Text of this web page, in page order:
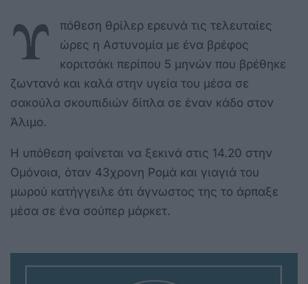
Υ
πόθεση θρίλερ ερευνά τις τελευταίες
ώρες η Αστυνομία με ένα βρέφος
κοριτσάκι περίπου 5 μηνών που βρέθηκε
ζωντανό και καλά στην υγεία του μέσα σε
σακούλα σκουπιδιών δίπλα σε έναν κάδο στον
Άλιμο.
Η υπόθεση φαίνεται να ξεκινά στις 14.20 στην
Ομόνοια, όταν 43χρονη Ρομά και γιαγιά του
μωρού κατήγγειλε ότι άγνωστος της το άρπαξε
μέσα σε ένα σούπερ μάρκετ.